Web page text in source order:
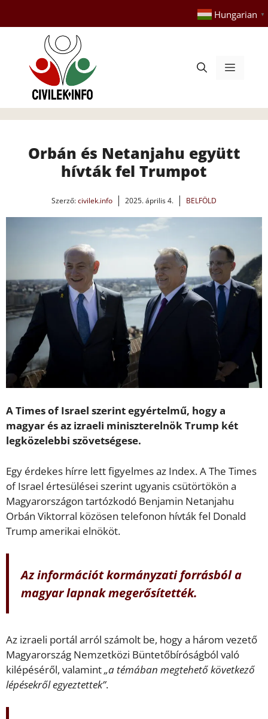
tartalomba
Hungarian ▼
Menü
Orbán és Netanjahu együtt
hívták fel Trumpot
Szerző:civilek.info 2025. április 4. BELFÖLD
A Times of Israel szerint egyértelmű, hogy a
magyar és az izraeli miniszterelnök Trump két
legközelebbi szövetségese.
Egy érdekes hírre lett figyelmes az Index. A The Times
of Israel értesülései szerint ugyanis csütörtökön a
Magyarországon tartózkodó Benjamin Netanjahu
Orbán Viktorral közösen telefonon hívták fel Donald
Trump amerikai elnököt.
Az információt kormányzati forrásból a
magyar lapnak megerősítették.
Az izraeli portál arról számolt be, hogy a három vezető
Magyarország Nemzetközi Büntetőbíróságból való
kilépéséről, valamint„a témában megtehető következő
lépésekről egyeztettek”.